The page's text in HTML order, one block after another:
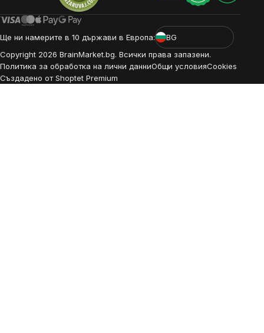
Ще ни намерите в 10 държави в Европа:
BG
Copyright 2026 BrainMarket.bg. Всички права запазени.
Политика за обработка на лични данниОбщи условияCookies
Създадено от Shoptet Premium